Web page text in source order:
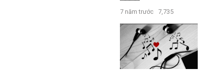
7 năm trước 7,735